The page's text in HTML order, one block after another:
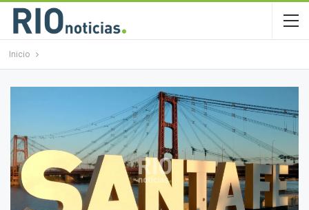
Inicio